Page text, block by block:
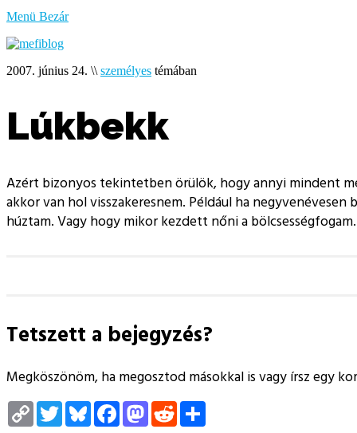
a
Menü Bezár
2007. június 24. \\ személyes témában
Lúkbekk
Azért bizonyos tekintetben örülök, hogy annyi mindent
akkor van hol visszakeresnem. Például ha
húztam. Vagy hogy mikor kezdett nőni a
Tetszett a bejegyzés?
Megköszönöm, ha megosztod másokkal is vagy írsz egy
Copy
Link
TwitterBlueskyFacebookMastodon
Reddit